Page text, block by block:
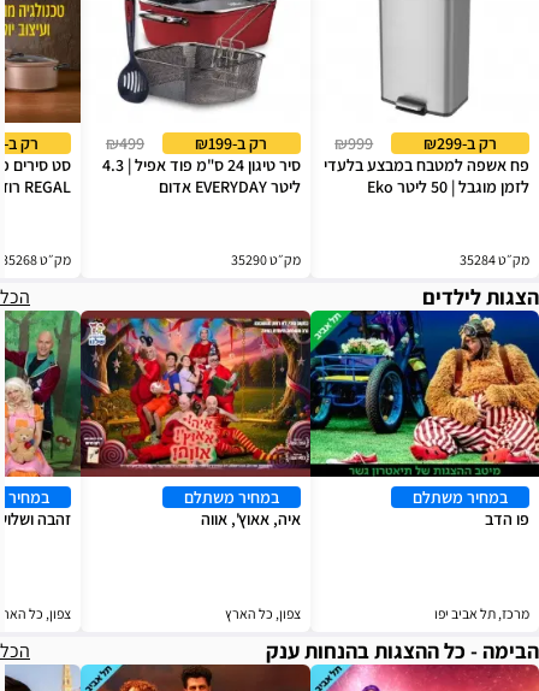
רק ב-₪299
₪999
פח אשפה למטבח במבצע בלעדי
לזמן מוגבל | 50 ליטר Eko
מק״ט 35284
רק ב-₪199
₪499
סיר טיגון 24 ס"מ פוד אפיל | 4.3
ליטר EVERYDAY אדום
מק״ט 35290
רק ב-₪999
REGAL רוזגולד
מק״ט 35268
הצגות לילדים הכל
במחיר משתלם
פו הדב
מרכז, תל אביב יפו
במחיר משתלם
איה, אאוץ', אווה
צפון, כל הארץ
זהבה
צפון, כל
הבימה - כל ההצגות בהנחות ענק הכל